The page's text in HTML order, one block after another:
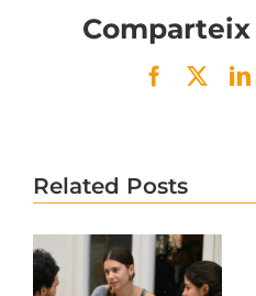
Comparteix
Facebook
Twitter
Related Posts